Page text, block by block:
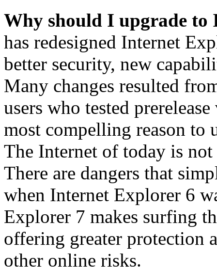
Why should I upgrade to
has redesigned Internet
better security, new
Many changes resulted
users who tested
most compelling reason to
The Internet of today is
There are dangers that
when Internet Explorer 6
Explorer 7 makes surfing
offering greater protection
other online risks.